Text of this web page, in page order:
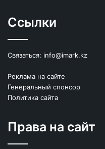
Ссылки
Связаться: info@imark.kz
Реклама на сайте
Генеральный спонсор
Политика сайта
Права на сайт